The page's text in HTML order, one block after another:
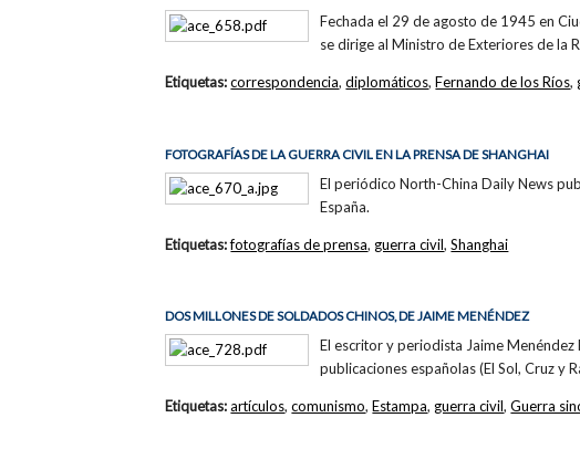
Fechada el 29 de agosto de 1945 en
se dirige al Ministro de Exteriores de la
Etiquetas:correspondencia,diplomáticos,Fernando de los Ríos,
FOTOGRAFÍAS DE LA GUERRA CIVIL EN LA PRENSA DE SHANGHAI
El periódico North-China Daily News
España.
Etiquetas:fotografías de prensa, guerra civil,Shanghai
DOS MILLONES DE SOLDADOS CHINOS, DE JAIME MENÉNDEZ
El escritor y periodista Jaime
publicaciones españolas (El Sol, Cruz y
Etiquetas:artículos,comunismo,Estampa, guerra civil,Guerra